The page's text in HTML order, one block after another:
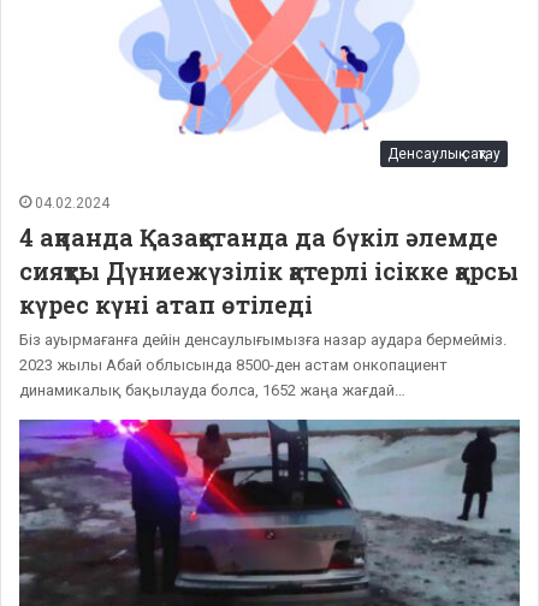
Денсаулық сақтау
04.02.2024
4 ақпанда Қазақстанда да бүкіл әлемде
сияқты Дүниежүзілік қатерлі ісікке қарсы
күрес күні атап өтіледі
Біз ауырмағанға дейін денсаулығымызға назар аудара бермейміз.
2023 жылы Абай облысында 8500-ден астам онкопациент
динамикалық бақылауда болса, 1652 жаңа жағдай…